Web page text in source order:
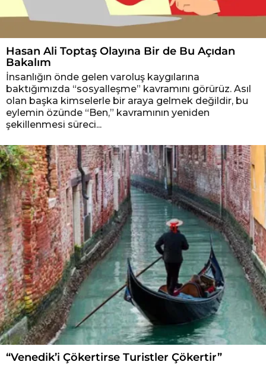
Hasan Ali Toptaş Olayına Bir de Bu Açıdan
Bakalım
İnsanlığın önde gelen varoluş kaygılarına
baktığımızda “sosyalleşme” kavramını görürüz. Asıl
olan başka kimselerle bir araya gelmek değildir, bu
eylemin özünde “Ben,” kavramının yeniden
şekillenmesi süreci...
“Venedik’i Çökertirse Turistler Çökertir”